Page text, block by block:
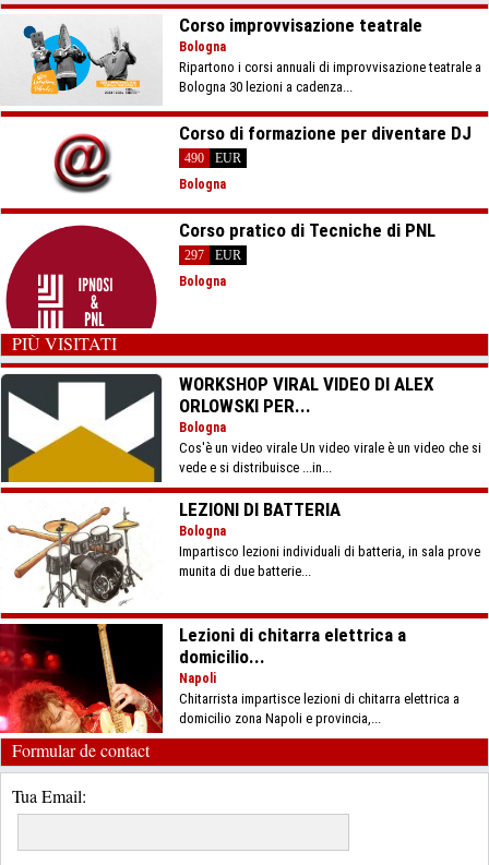
Corso improvvisazione teatrale
Bologna
Ripartono i corsi annuali di improvvisazione teatrale a
Bologna 30 lezioni a cadenza...
Corso di formazione per diventare DJ
490
EUR
Bologna
Corso pratico di Tecniche di PNL
297
EUR
Bologna
PIÙ VISITATI
WORKSHOP VIRAL VIDEO DI ALEX
ORLOWSKI PER...
Bologna
Cos'è un video virale Un video virale è un video che si
vede e si distribuisce ...in...
LEZIONI DI BATTERIA
Bologna
Impartisco lezioni individuali di batteria, in sala prove
munita di due batterie...
Lezioni di chitarra elettrica a
domicilio...
Napoli
Chitarrista impartisce lezioni di chitarra elettrica a
domicilio zona Napoli e provincia,...
Formular de contact
Tua Email: